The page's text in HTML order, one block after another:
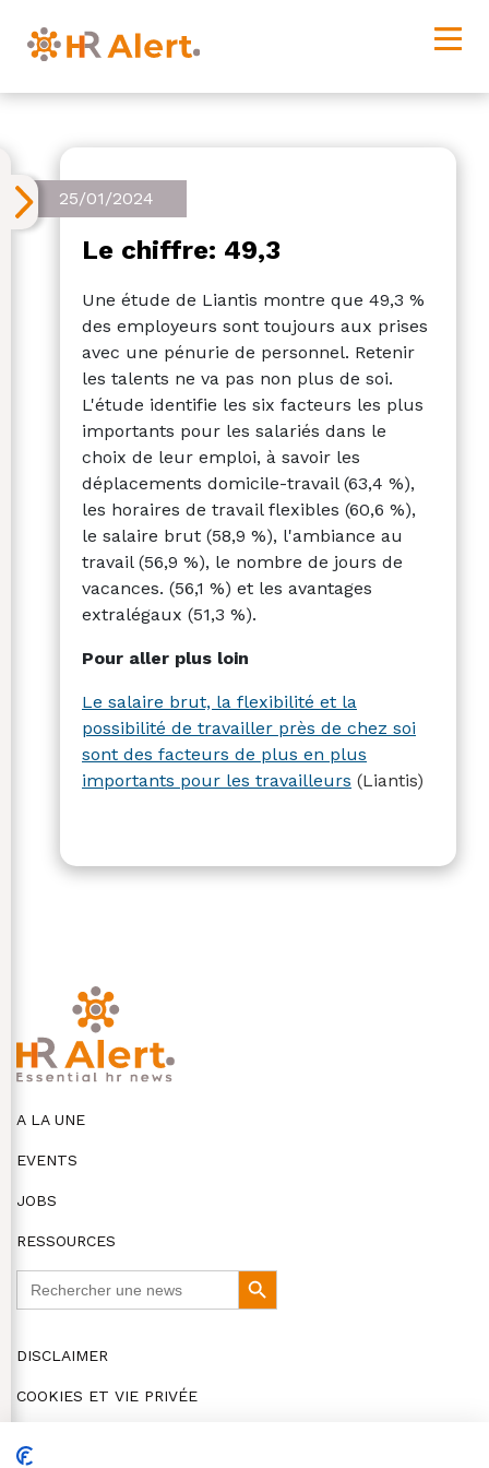
25/01/2024
Le chiffre: 49,3
Une étude de Liantis montre que 49,3 %
des employeurs sont toujours aux prises
avec une pénurie de personnel. Retenir
les talents ne va pas non plus de soi.
L'étude identifie les six facteurs les plus
importants pour les salariés dans le
choix de leur emploi, à savoir les
déplacements domicile-travail (63,4 %),
les horaires de travail flexibles (60,6 %),
le salaire brut (58,9 %), l'ambiance au
travail (56,9 %), le nombre de jours de
vacances. (56,1 %) et les avantages
extralégaux (51,3 %).
Pour aller plus loin
Le salaire brut, la flexibilité et la
possibilité de travailler près de chez soi
sont des facteurs de plus en plus
importants pour les travailleurs (Liantis)
A LA UNE
EVENTS
JOBS
RESSOURCES
Search
Button
DISCLAIMER
COOKIES ET VIE PRIVÉE